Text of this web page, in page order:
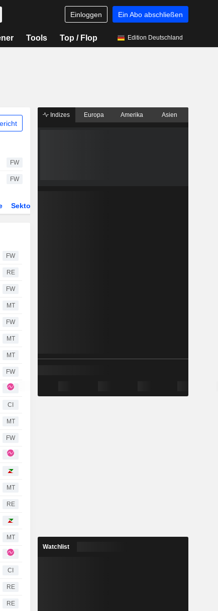
Einloggen Ein Abo abschließen
Tools Top / Flop Edition Deutschland
FW
FW
Sektor
FW
RE
FW
MT
FW
MT
MT
FW
CI
MT
FW
MT
RE
MT
CI
RE
RE
Indizes Europa Amerika Asien
Watchlist